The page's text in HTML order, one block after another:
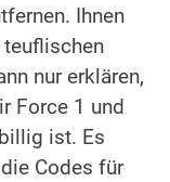
Ihnen
nur erklären,
Force 1 und
ist. Es
Codes für